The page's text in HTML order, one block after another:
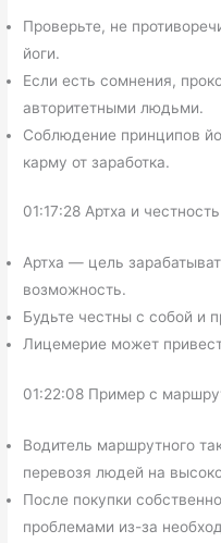
Проверьте, не
йоги.
Если есть сомнения,
авторитетными людьми.
Соблюдение принципов
карму от заработка.
01:17:28 Артха и честность
Артха — цель
возможность.
Будьте честны с собой и
Лицемерие может
01:22:08 Пример с
Водитель маршрутного
перевозя людей на
После покупки
проблемами из-за